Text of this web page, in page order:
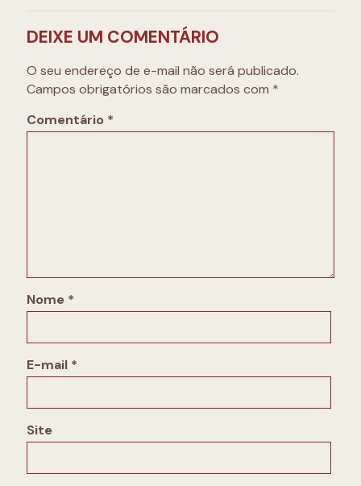
DEIXE UM COMENTÁRIO
O seu endereço de e-mail não será publicado.
Campos obrigatórios são marcados com *
Comentário *
Nome *
E-mail *
Site